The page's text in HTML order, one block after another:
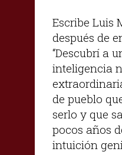
Escribe Luis
después de
“Descubrí a
inteligencia
de pueblo
serlo y que
pocos años
intuición